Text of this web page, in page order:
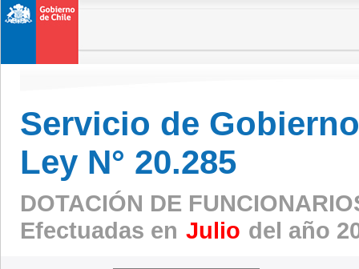
Servicio de
Ley N° 20.285
DOTACIÓN DE
Efectuadas en Julio del año